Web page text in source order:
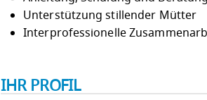
Unterstützung stillender Mütter
Interprofessionelle
IHR PROFIL